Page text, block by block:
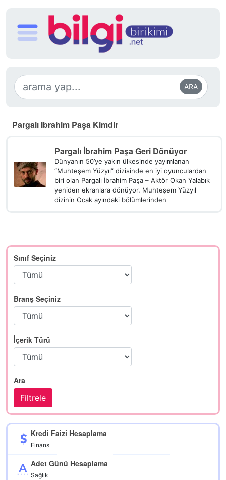
ARA
Pargalı Ibrahim Paşa Kimdir
Pargalı İbrahim Paşa Geri Dönüyor
Dünyanın 50’ye yakın ülkesinde yayımlanan
“Muhteşem Yüzyıl” dizisinde en iyi oyunculardan
biri olan Pargalı İbrahim Paşa – Aktör Okan Yalabık
yeniden ekranlara dönüyor. Muhteşem Yüzyıl
dizinin Ocak ayındaki bölümlerinden
Sınıf Seçiniz
Branş Seçiniz
İçerik Türü
Ara
Kredi Faizi Hesaplama
Finans
Adet Günü Hesaplama
Sağlık